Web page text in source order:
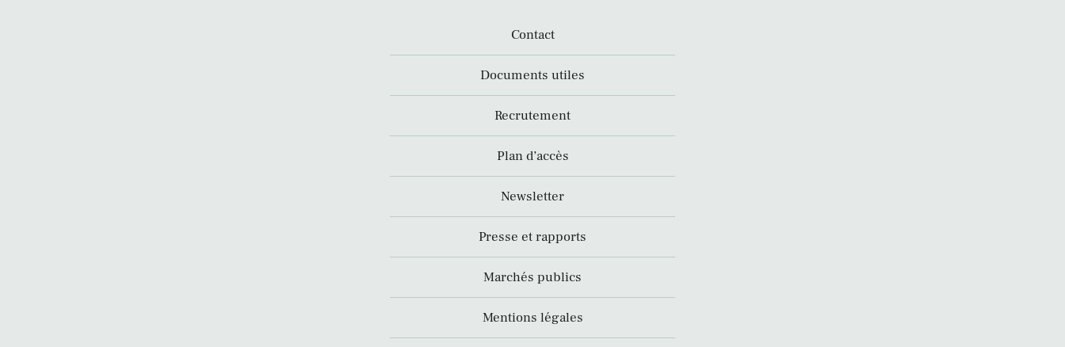
Contact
Documents utiles
Recrutement
Plan d’accès
Newsletter
Presse et rapports
Marchés publics
Mentions légales